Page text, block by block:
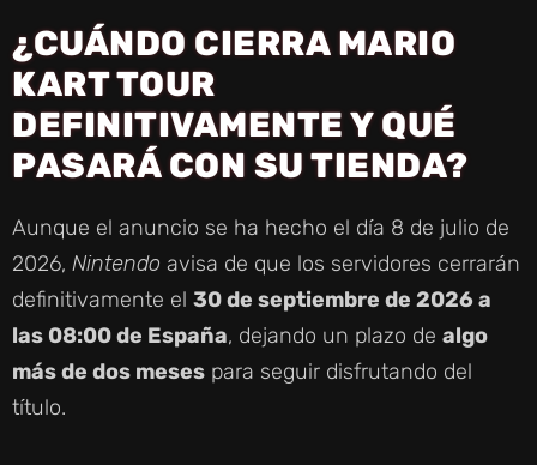
¿CUÁNDO CIERRA MARIO
KART TOUR
DEFINITIVAMENTE Y QUÉ
PASARÁ CON SU TIENDA?
Aunque el anuncio se ha hecho el día 8 de julio de
2026, Nintendo avisa de que los servidores cerrarán
definitivamente el 30 de septiembre de 2026 a
las 08:00 de España, dejando un plazo de algo
más de dos meses para seguir disfrutando del
título.